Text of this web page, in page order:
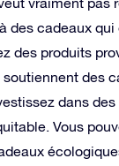
des cadeaux
des produits
soutiennent des
dans
Vous